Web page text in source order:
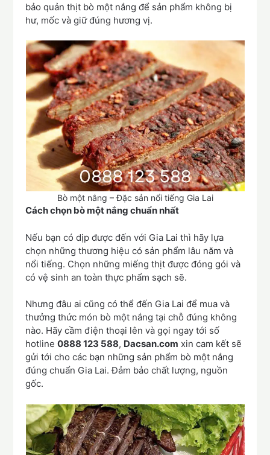
bảo quản thịt bò một nắng để sản phẩm không bị
hư, mốc và giữ đúng hương vị.
Bò một nắng – Đặc sản nổi tiếng Gia Lai
Cách chọn bò một nắng chuẩn nhất
Nếu bạn có dịp được đến với Gia Lai thì hãy lựa
chọn những thương hiệu có sản phẩm lâu năm và
nổi tiếng. Chọn những miếng thịt được đóng gói và
có vệ sinh an toàn thực phẩm sạch sẽ.
Nhưng đâu ai cũng có thể đến Gia Lai để mua và
thưởng thức món bò một nắng tại chỗ đúng không
nào. Hãy cầm điện thoại lên và gọi ngay tới số
hotline0888 123 588, Dacsan.com xin cam kết sẽ
gửi tới cho các bạn những sản phẩm bò một nắng
đúng chuẩn Gia Lai. Đảm bảo chất lượng, nguồn
gốc.